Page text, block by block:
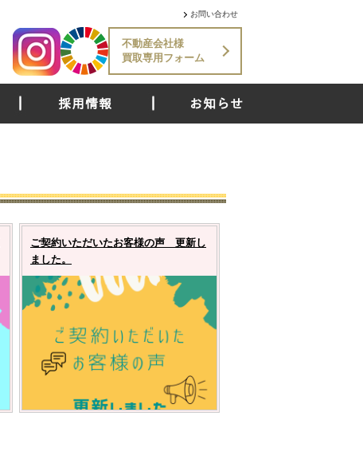
不動産会社様
買取専用フォーム
お問い合わせ
採用情報 お知らせ
ご契約いただいたお客様の声 更新し
ました。